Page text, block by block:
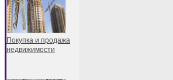
Покупка и продажа
недвижимости